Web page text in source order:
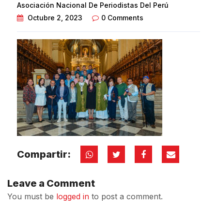
Asociación Nacional De Periodistas Del Perú
Octubre 2, 2023
0 Comments
Compartir:
Leave a Comment
You must be logged in to post a comment.